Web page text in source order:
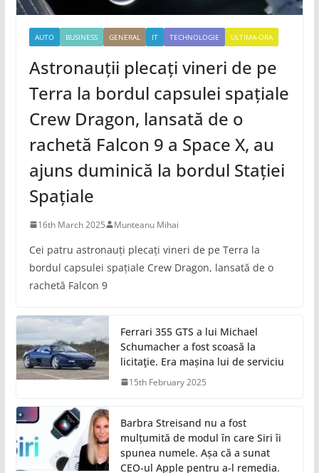
AUTO BUSINESS GENERAL IT TECHNOLOGIE ULTIMA-ORA
Astronauții plecați vineri de pe
Terra la bordul capsulei spațiale
Crew Dragon, lansată de o
rachetă Falcon 9 a Space X, au
ajuns duminică la bordul Stației
Spațiale
16th March 2025 Munteanu Mihai
Cei patru astronauți plecați vineri de pe Terra la
bordul capsulei spațiale Crew Dragon, lansată de o
rachetă Falcon 9
Ferrari 355 GTS a lui Michael
Schumacher a fost scoasă la
licitaţie. Era mașina lui de serviciu
15th February 2025
Barbra Streisand nu a fost
mulțumită de modul în care Siri îi
spunea numele. Așa că a sunat
CEO-ul Apple pentru a-l remedia.